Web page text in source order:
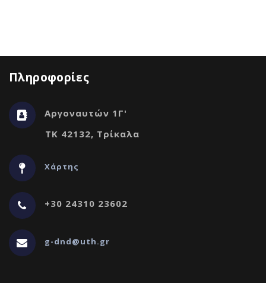
Πληροφορίες
Αργοναυτών 1Γ'
ΤΚ 42132, Τρίκαλα
Χάρτης
+30 24310 23602
g-dnd@uth.gr